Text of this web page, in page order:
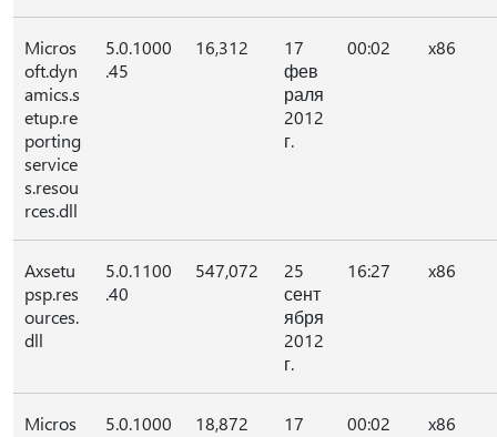
Micros
oft.dyn
amics.s
etup.re
porting
service
s.resou
rces.dll
5.0.1000
.45
16,312
17
фев
раля
2012
г.
00:02 x86
Axsetu
psp.res
ources.
dll
5.0.1100
.40
547,072
25
сент
ября
2012
г.
16:27 x86
Micros
5.0.1000
18,872
17
00:02 x86